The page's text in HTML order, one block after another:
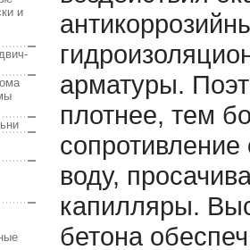
и
арматуры.
плотнее, тем
воду,
капилляры.
бетона